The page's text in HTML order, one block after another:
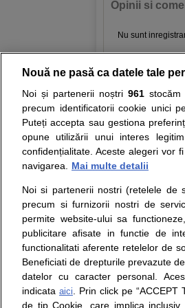
Opinii si
Nu sunt
Resurse:
Opiniile avizate
nici diagnosticul
ii punem la
Despre noi
Contact
Intrebari frecvente
Consultanti
medicali
Nouă ne pasă ca datele tale
Noi și partenerii noștri 961stocăm
precum identificatorii cookie unici
Puteți accepta sau gestiona
opune utilizării unui interes
confidențialitate. Aceste alegeri vor
navigarea.
Mai multe detalii
Noi si partenerii nostri (retelele de
precum si furnizorii nostri de
permite website-ului sa
publicitare afisate in functie de
functionalitati aferente retelelor de
Beneficiati de drepturile prevazute
datelor cu caracter personal.
indicata aici. Prin click pe “ACCEPT
de tip Cookie, care implica